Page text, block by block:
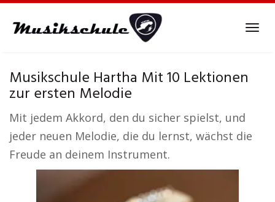
Musikschule Hartha Mit 10 Lektionen
zur ersten Melodie
Mit jedem Akkord, den du sicher spielst, und
jeder neuen Melodie, die du lernst, wächst die
Freude an deinem Instrument.